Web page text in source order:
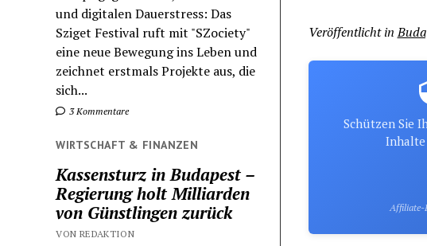
und digitalen Dauerstress: Das
Sziget Festival ruft mit "SZociety"
eine neue Bewegung ins Leben und
zeichnet erstmals Projekte aus, die
sich...
3 Kommentare
WIRTSCHAFT & FINANZEN
Kassensturz in Budapest –
Regierung holt Milliarden
von Günstlingen zurück
VON REDAKTION
Veröffentlicht in
Schützen Sie
Inhalte
Affiliate-